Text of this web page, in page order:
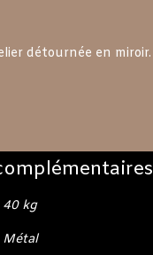
: est :
170,00€.
détournée en miroir.
40 kg
Métal